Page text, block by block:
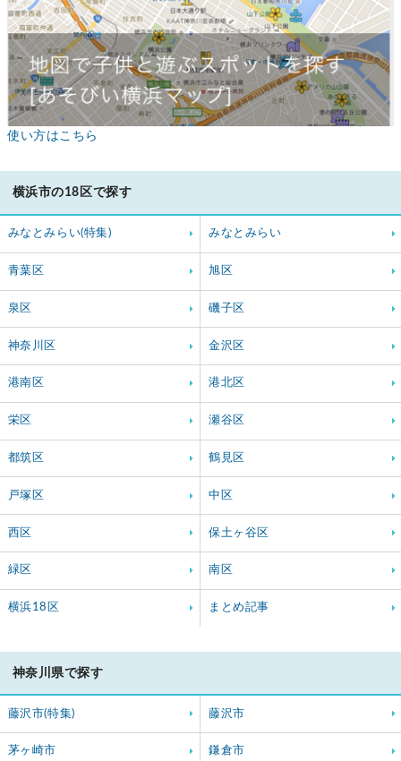
使い方はこちら
横浜市の18区で探す
みなとみらい(特集) みなとみらい
青葉区 旭区
泉区 磯子区
神奈川区 金沢区
港南区 港北区
栄区 瀬谷区
都筑区 鶴見区
戸塚区 中区
西区 保土ヶ谷区
緑区 南区
横浜18区 まとめ記事
神奈川県で探す
藤沢市(特集) 藤沢市
茅ヶ崎市 鎌倉市